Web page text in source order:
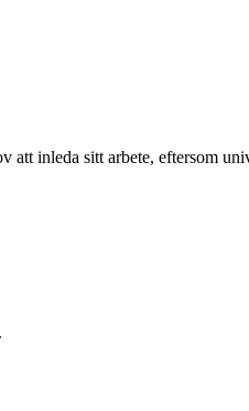
inleda sitt arbete, eftersom